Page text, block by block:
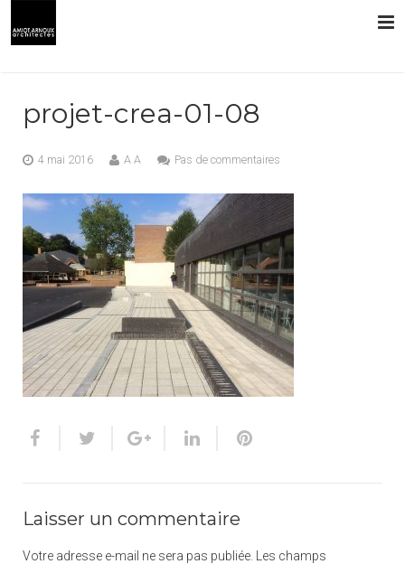
PRESTATIONS
CONTACT
projet-crea-01-08
4 mai 2016 A A Pas de commentaires
Laisser un commentaire
Votre adresse e-mail ne sera pas publiée.
Les champs